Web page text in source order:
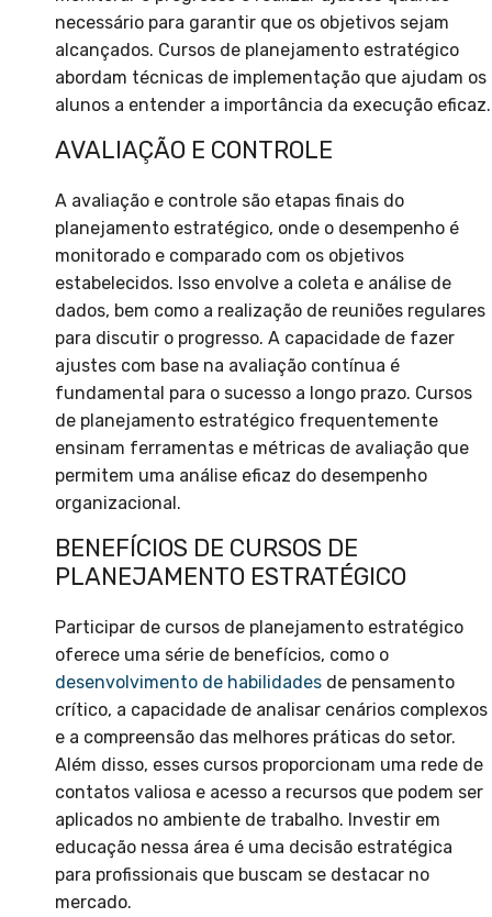
necessário para garantir que os objetivos sejam
alcançados. Cursos de planejamento estratégico
abordam técnicas de implementação que ajudam os
alunos a entender a importância da execução eficaz.
AVALIAÇÃO E CONTROLE
A avaliação e controle são etapas finais do
planejamento estratégico, onde o desempenho é
monitorado e comparado com os objetivos
estabelecidos. Isso envolve a coleta e análise de
dados, bem como a realização de reuniões regulares
para discutir o progresso. A capacidade de fazer
ajustes com base na avaliação contínua é
fundamental para o sucesso a longo prazo. Cursos
de planejamento estratégico frequentemente
ensinam ferramentas e métricas de avaliação que
permitem uma análise eficaz do desempenho
organizacional.
BENEFÍCIOS DE CURSOS DE
PLANEJAMENTO ESTRATÉGICO
Participar de cursos de planejamento estratégico
oferece uma série de benefícios, como o
desenvolvimento de habilidades de pensamento
crítico, a capacidade de analisar cenários complexos
e a compreensão das melhores práticas do setor.
Além disso, esses cursos proporcionam uma rede de
contatos valiosa e acesso a recursos que podem ser
aplicados no ambiente de trabalho. Investir em
educação nessa área é uma decisão estratégica
para profissionais que buscam se destacar no
mercado.